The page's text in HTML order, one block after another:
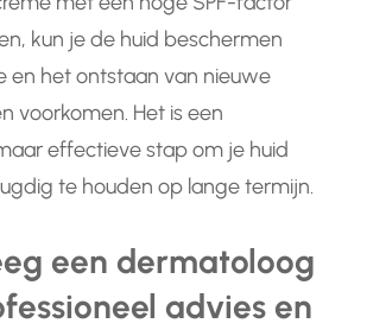
kun je de huid beschermen
en het ontstaan van nieuwe
voorkomen. Het is een
effectieve stap om je huid
te houden op lange termijn.
een dermatoloog
advies en